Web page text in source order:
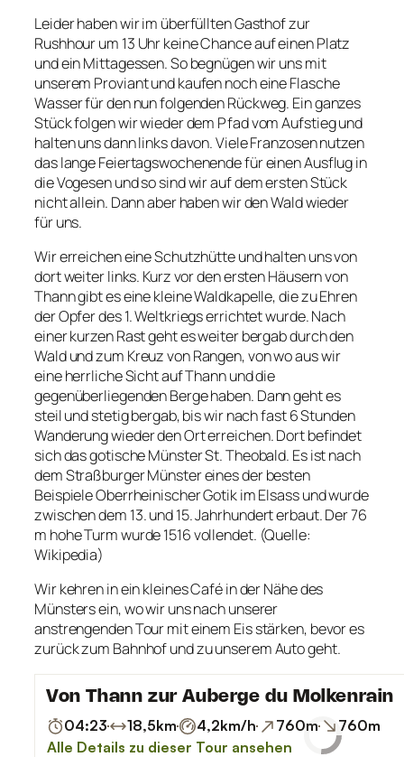
Leider haben wir im überfüllten Gasthof zur
Rushhour um 13 Uhr keine Chance auf einen Platz
und ein Mittagessen. So begnügen wir uns mit
unserem Proviant und kaufen noch eine Flasche
Wasser für den nun folgenden Rückweg. Ein ganzes
Stück folgen wir wieder dem Pfad vom Aufstieg und
halten uns dann links davon. Viele Franzosen nutzen
das lange Feiertagswochenende für einen Ausflug in
die Vogesen und so sind wir auf dem ersten Stück
nicht allein. Dann aber haben wir den Wald wieder
für uns.
Wir erreichen eine Schutzhütte und halten uns von
dort weiter links. Kurz vor den ersten Häusern von
Thann gibt es eine kleine Waldkapelle, die zu Ehren
der Opfer des 1. Weltkriegs errichtet wurde. Nach
einer kurzen Rast geht es weiter bergab durch den
Wald und zum Kreuz von Rangen, von wo aus wir
eine herrliche Sicht auf Thann und die
gegenüberliegenden Berge haben. Dann geht es
steil und stetig bergab, bis wir nach fast 6 Stunden
Wanderung wieder den Ort erreichen. Dort befindet
sich das gotische Münster St. Theobald. Es ist nach
dem Straßburger Münster eines der besten
Beispiele Oberrheinischer Gotik im Elsass und wurde
zwischen dem 13. und 15. Jahrhundert erbaut. Der 76
m hohe Turm wurde 1516 vollendet. (Quelle:
Wikipedia)
Wir kehren in ein kleines Café in der Nähe des
Münsters ein, wo wir uns nach unserer
anstrengenden Tour mit einem Eis stärken, bevor es
zurück zum Bahnhof und zu unserem Auto geht.